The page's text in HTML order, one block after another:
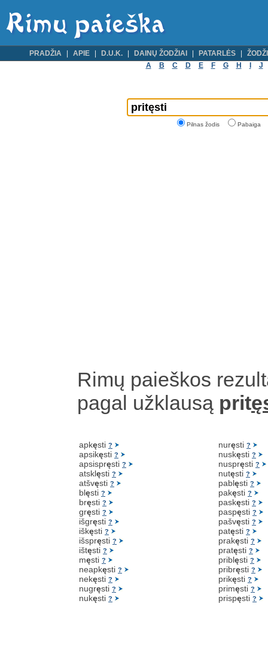
PRADŽIA APIE D.U.K. DAINŲ ŽODŽIAI PATARLĖS
A
B C D E F G H J
Pilnas žodis Pabaiga
Rimų paieškos
pagal užklausą prit
apkęsti ?
apsikęsti ?
apsispręsti ?
atsklęsti ?
atšvęsti ?
blęsti ?
bręsti ?
gręsti ?
išgręsti ?
iškęsti ?
išspręsti ?
ištęsti ?
męsti ?
neapkęsti ?
nekęsti ?
nugręsti ?
nukęsti ?
nuręsti ?
nuskęsti ?
nuspręsti ?
nutęsti ?
pablęsti ?
pakęsti ?
paskęsti ?
paspęsti ?
pašvęsti ?
patęsti ?
prakęsti ?
pratęsti ?
priblęsti ?
pribręsti ?
prikęsti ?
primęsti ?
prispęsti ?